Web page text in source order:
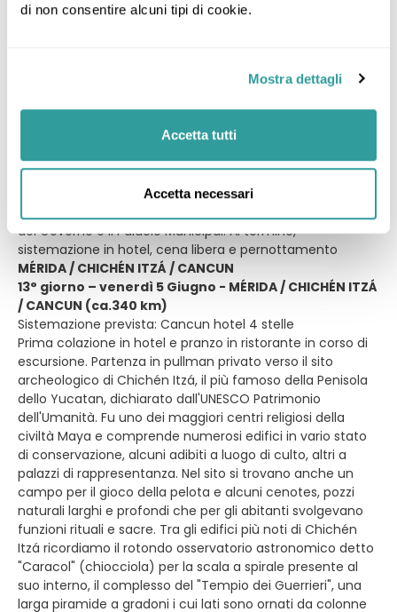
di non consentire alcuni tipi di cookie.
Mostra dettagli
Accetta tutti
Accetta necessari
e le sue affascinanti strutture in pietra calcarea rosata, si
quasi 100 metri. Al termine della visita, sosta per il pranzo
coloniali realizzate con raffinata architettura europea,
che testimoniano il suo passato splendore. Breve sosta
allo "Zócalo" per ammirare la Cattedrale di San Ildefonso
costruita con pietre provenienti dai templi maya, la
del Governo e il Palacio Municipal. Al termine,
sistemazione in hotel, cena libera e pernottamento
MÉRIDA / CHICHÉN ITZÁ / CANCUN
13° giorno – venerdì 5 Giugno - MÉRIDA / CHICHÉN ITZÁ
/ CANCUN (ca.340 km)
Sistemazione prevista: Cancun hotel 4 stelle
Prima colazione in hotel e pranzo in ristorante in corso di
escursione. Partenza in pullman privato verso il sito
archeologico di Chichén Itzá, il più famoso della Penisola
dello Yucatan, dichiarato dall'UNESCO Patrimonio
dell'Umanità. Fu uno dei maggiori centri religiosi della
civiltà Maya e comprende numerosi edifici in vario stato
di conservazione, alcuni adibiti a luogo di culto, altri a
palazzi di rappresentanza. Nel sito si trovano anche un
campo per il gioco della pelota e alcuni cenotes, pozzi
naturali larghi e profondi che per gli abitanti svolgevano
funzioni rituali e sacre. Tra gli edifici più noti di Chichén
Itzá ricordiamo il rotondo osservatorio astronomico detto
"Caracol" (chiocciola) per la scala a spirale presente al
suo interno, il complesso del "Tempio dei Guerrieri", una
larga piramide a gradoni i cui lati sono ornati da colonne